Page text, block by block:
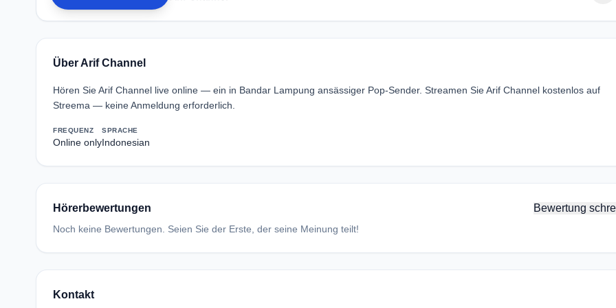
Über Arif Channel
Hören Sie Arif Channel live online — ein in Bandar Lampung ansässiger Pop-Sender. Streamen Sie Arif Channel kostenlos auf
Streema — keine Anmeldung erforderlich.
FREQUENZ
Online only
SPRACHE
Indonesian
Hörerbewertungen Bewertung
Noch keine Bewertungen. Seien Sie der Erste, der seine Meinung teilt!
Kontakt